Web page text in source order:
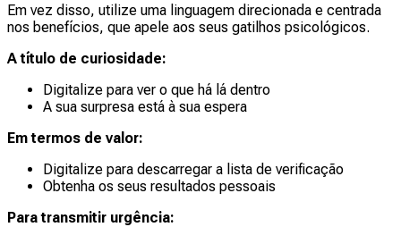
Em vez disso, utilize uma linguagem direcionada e centrada
nos benefícios, que apele aos seus gatilhos psicológicos.
A título de curiosidade:
Digitalize para ver o que há lá dentro
A sua surpresa está à sua espera
Em termos de valor:
Digitalize para descarregar a lista de verificação
Obtenha os seus resultados pessoais
Para transmitir urgência: